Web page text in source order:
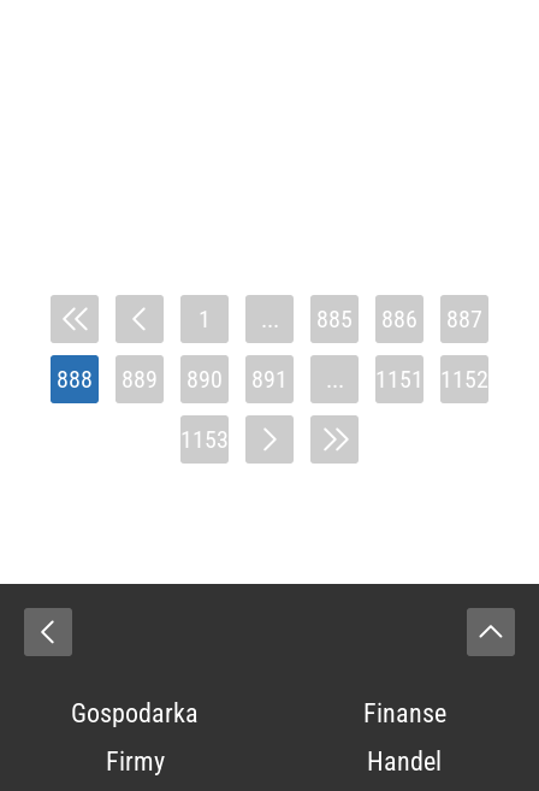
1 ... 885 886 887
888 889 890 891 ... 1151 1152
1153
Gospodarka
Finanse
Firmy
Handel